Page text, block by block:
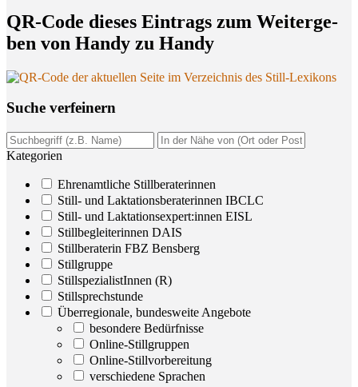
QR-Code die­ses Ein­trags zum Wei­ter­ge­
ben von Han­dy zu Handy
Suche ver­fei­nern
Kategorien
Ehrenamtliche Stillberaterinnen
Still- und Laktationsberaterinnen IBCLC
Still- und Laktationsexpert:innen EISL
Stillbegleiterinnen DAIS
Stillberaterin FBZ Bensberg
Stillgruppe
StillspezialistInnen (R)
Stillsprechstunde
Überregionale, bundesweite Angebote
besondere Bedürfnisse
Online-Stillgruppen
Online-Stillvorbereitung
verschiedene Sprachen